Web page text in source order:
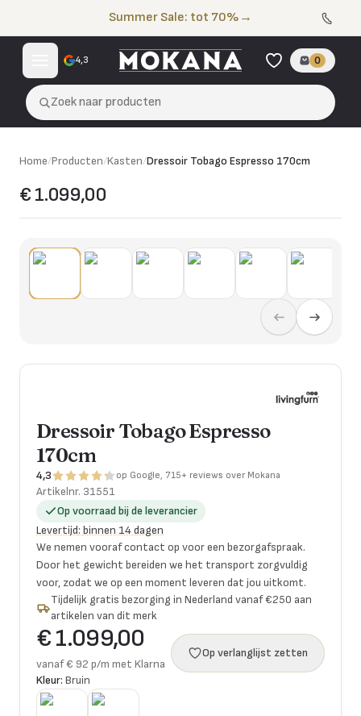
Summer Sale: tot 70% →
4,3 0
Zoek naar producten
Home/Producten/Kasten/Dressoir Tobago Espresso 170cm
€ 1.099,00
Dressoir Tobago Espresso
170cm
4,3 op Google, 715+ reviews over Mokana
Artikelnr. 31551
Op voorraad bij de leverancier
Levertijd: binnen 14 dagen
We nemen vooraf contact op voor een bezorgafspraak.
Door het gewicht bereiden we het transport zorgvuldig
voor, zodat we op een moment leveren dat jou uitkomt.
Tijdelijk gratis bezorging in Nederland vanaf €250 aan
artikelen van dit merk
€ 1.099,00
vanaf € 92 p/m met Klarna
Op verlanglijst zetten
Kleur: Bruin